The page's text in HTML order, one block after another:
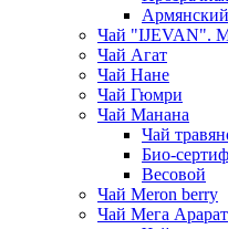
Чай "IJEVAN".
Чай Агат
Чай Нане
Чай Гюмри
Чай Манана
Чай
Био-
Весовой
Чай Meron berry
Чай Мега Арарат